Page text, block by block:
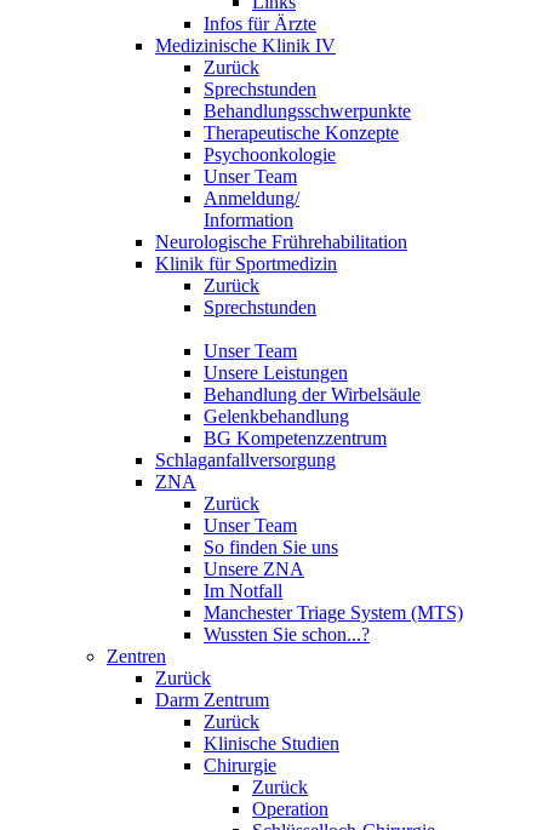
Infos für Ärzte
Medizinische Klinik IV
Zurück
Sprechstunden
Behandlungsschwerpunkte
Therapeutische Konzepte
Psychoonkologie
Unser Team
Anmeldung/
Information
Neurologische Frührehabilitation
Klinik für Sportmedizin
Zurück
Sprechstunden
Unser Team
Unsere Leistungen
Behandlung der Wirbelsäule
Gelenkbehandlung
BG Kompetenzzentrum
Schlaganfallversorgung
ZNA
Zurück
Unser Team
So finden Sie uns
Unsere ZNA
Im Notfall
Manchester Triage System (MTS)
Wussten Sie schon...?
Zentren
Zurück
Darm Zentrum
Zurück
Klinische Studien
Chirurgie
Zurück
Operation